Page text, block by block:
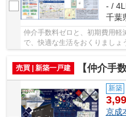
- /
千葉
仲介手数料ゼロと、初期費用軽
で、快適な生活をおくりまし
売買 | 新築一戸建
【仲介手数料
新築
京成